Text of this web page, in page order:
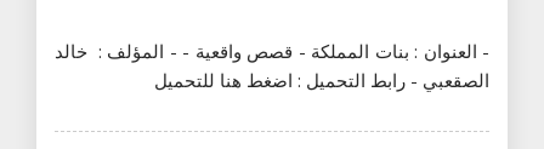
- العنوان : بنات المملكة - قصص واقعية - - المؤلف : خالد
الصقعبي - رابط التحميل : اضغط هنا للتحميل